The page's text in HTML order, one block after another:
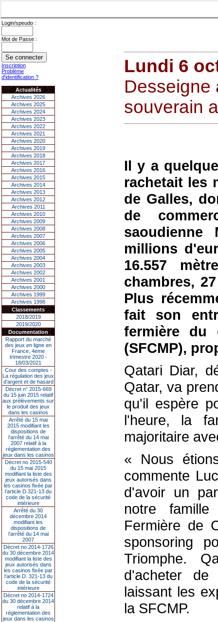
Login/speudo :
Mot de Passe :
Inscription
Problème
d'identification ?
Actualités
Archives 2026
Archives 2025
Archives 2024
Archives 2023
Archives 2022
Archives 2021
Archives 2020
Archives 2019
Archives 2018
Archives 2017
Archives 2016
Archives 2015
Archives 2014
Archives 2013
Archives 2012
Archives 2011
Archives 2010
Archives 2009
Archives 2008
Archives 2007
Archives 2006
Archives 2005
Archives 2004
Archives 2003
Archives 2002
Archives 2001
Archives 2000
Archives 1999
Archives 1998
Classements
2018/2019
2019/2020
Documentation
Rapport du marché
des jeux en ligne en
France, 4eme
trimestre 2020 -
18/03/2021
Cour des comptes -
La régulation des jeux
d’argent et de hasard
Décret n° 2015-669
du 15 juin 2015 relatif
aux prélèvements sur
le produit des jeux
dans les casinos
Arrêté du 15 mai
2015 modifiant les
dispositions de
l’arrêté du 14 mai
2007 relatif à la
réglementation des
jeux dans les casinos
Décret no 2015-540
du 15 mai 2015
modifiant la liste des
jeux autorisés dans
les casinos fixée par
l’article D.321-13 du
code de la sécurité
intérieure
Arrêté du 30
décembre 2014
modifiant les
dispositions de
l’arrêté du 14 mai
2007
Décret no 2014-1726
du 30 décembre 2014
modifiant la liste des
jeux autorisés dans
les casinos fixée par
l’article D. 321-13 du
code de la sécurité
intérieure
Décret no 2014-1724
du 30 décembre 2014
relatif à la
réglementation des
jeux dans les casinos
Lundi 6
Desseigne
souverain
Il y a
rachetait les
de Galles,
de
saoudienne
millions
16.557
chambres,
Plus
fait son
fermière
(SFCMP),
Qatari Diar,
Qatar, va
qu'il espère
l'heure, la
majoritaire
« Nous
commente
d'avoir un
notre
Fermière de
sponsoring
Triomphe.
d'acheter
laissant les
la SFCMP.